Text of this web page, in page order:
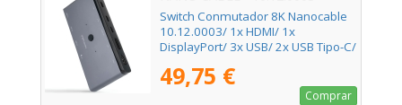
Switch Conmutador 8K Nanocable
10.12.0003/ 1x HDMI/ 1x
DisplayPort/ 3x USB/ 2x USB Tipo-C/
49,75 €
Comprar